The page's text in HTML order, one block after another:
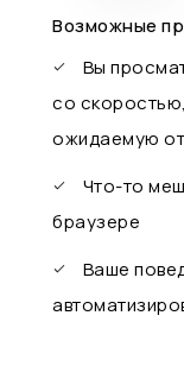
Возможные
Вы
со
ожидаемую
Что-то
браузере
Ваше